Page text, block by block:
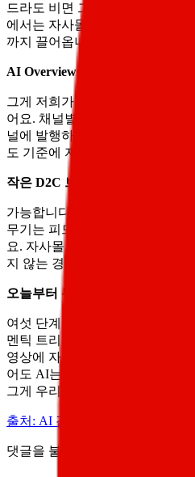
드라도 비면 그 쿼리에서는 보이
에서는 자사몰과 마켓플레이스
까지 끌어옵니다. alt 텍스트, 파
AI Overviews에 노출시키려고 콘
그게 저희가 처음 한 달 헛다리
어요. 채널별 신선도 기준이 다르
널에 발행하면 효과가 분산돼요.
도 기준에 자연스럽게 정렬됩니다.
작은 D2C 브랜드도 경쟁할 수 있
가능합니다. 오히려 대형 리테일
무기는 피드의 정직성과 밀도,
요. 자사몰, 네이버 스마트스토
지 않는 경향이 있어, 상품 피드
오늘부터 무엇부터 손봐야 하나요
여섯 단계 우선순위입니다. 1단
멘틱 트리플과 짧은 단락, 표를
영상에 자막과 메타데이터를 동
어도 AI는 우리 상품을 '지식 단
그게 우리 GEO 점수의 출발점입
출처: AI 검색 이커머스 GEO 완
댓글을 불러오는 중...